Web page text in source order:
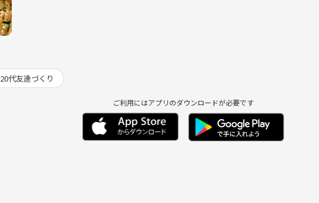
20代友達づくり
ご利用にはアプリのダウンロードが必要です